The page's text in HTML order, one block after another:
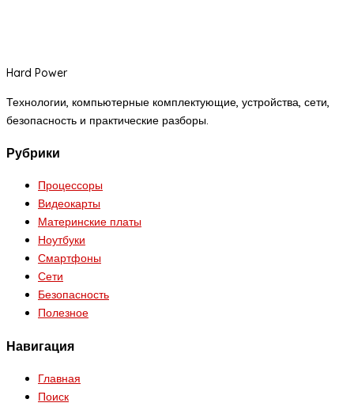
Hard Power
Технологии, компьютерные комплектующие, устройства, сети,
безопасность и практические разборы.
Рубрики
Процессоры
Видеокарты
Материнские платы
Ноутбуки
Смартфоны
Сети
Безопасность
Полезное
Навигация
Главная
Поиск